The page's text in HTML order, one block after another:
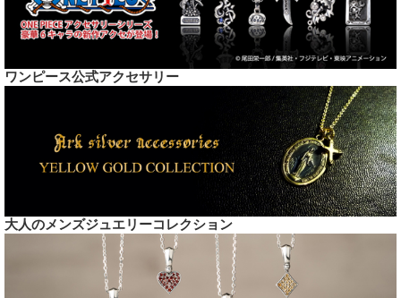
ワンピース公式アクセサリー
大人のメンズジュエリーコレクション